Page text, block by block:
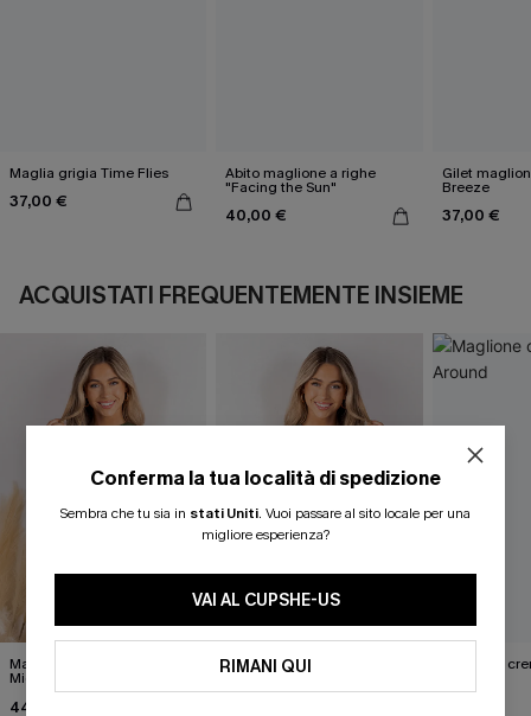
Maglia grigia Time Flies
37,00 €
Abito maglione a righe
"Facing the Sun"
40,00 €
Gilet
Breeze
37,00 €
ACQUISTATI FREQUENTEMENTE INSIEME
Maglione verde High &
Mighty
44,00 €
Crossed Paths Grey Top
41,00 €
Maglione
Conferma la tua località di spedizione
Sembra che tu sia in stati Uniti. Vuoi passare al sito locale per una
migliore esperienza?
VAI AL CUPSHE-US
RIMANI QUI